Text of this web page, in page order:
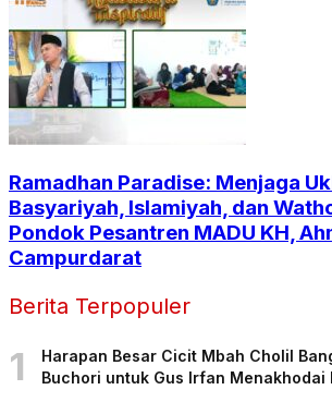
Ramadhan Paradise: Menjaga
Basyariyah, Islamiyah, dan
Pondok Pesantren MADU KH,
Campurdarat
Berita Terpopuler
1
Harapan Besar Cicit Mbah Cholil
Buchori untuk Gus Irfan Menakhodai